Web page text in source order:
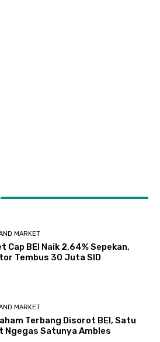
MARKET
Cap BEI Naik 2,64% Sepekan,
Tembus 30 Juta SID
MARKET
Terbang Disorot BEI, Satu
Ngegas Satunya Ambles